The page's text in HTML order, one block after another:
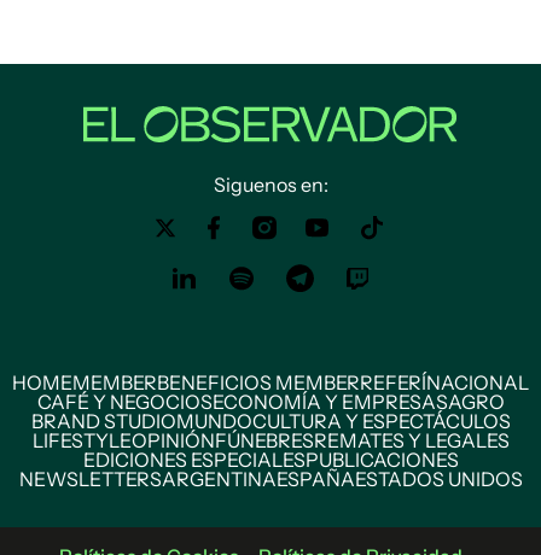
Siguenos en:
HOMEMEMBERBENEFICIOS MEMBERREFERÍNACIONAL
CAFÉ Y NEGOCIOSECONOMÍA Y EMPRESASAGRO
BRAND STUDIOMUNDOCULTURA Y ESPECTÁCULOS
LIFESTYLEOPINIÓNFÚNEBRESREMATES Y LEGALES
EDICIONES ESPECIALESPUBLICACIONES
NEWSLETTERSARGENTINAESPAÑAESTADOS UNIDOS